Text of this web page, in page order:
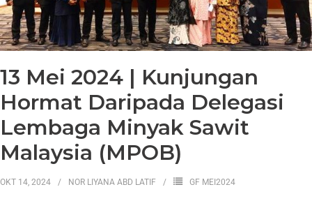
13 Mei 2024 | Kunjungan
Hormat Daripada Delegasi
Lembaga Minyak Sawit
Malaysia (MPOB)
OKT 14, 2024 NOR LIYANA ABD LATIF GF MEI2024